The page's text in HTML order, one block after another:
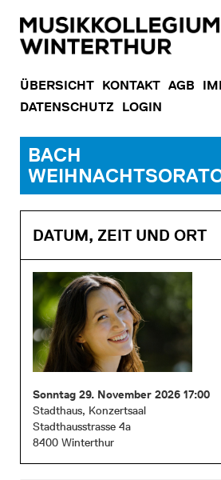
ÜBERSICHT KONTAKT AGB
DATENSCHUTZ LOGIN
BACH
DATUM, ZEIT UND ORT
Sonntag 29. November 2026 17:00
Stadthaus, Konzertsaal
Stadthausstrasse 4a
8400 Winterthur